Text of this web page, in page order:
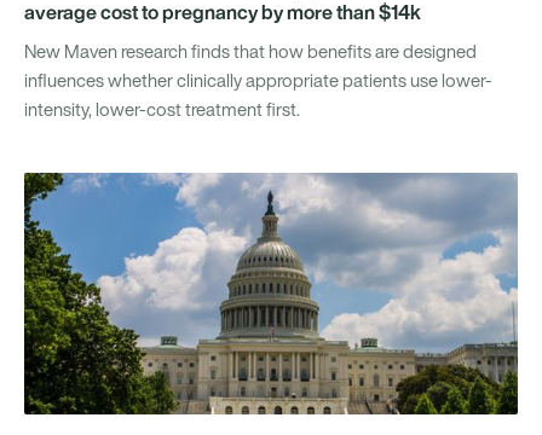
average cost to pregnancy by more than $14k
New Maven research finds that how benefits are designed
influences whether clinically appropriate patients use lower-
intensity, lower-cost treatment first.